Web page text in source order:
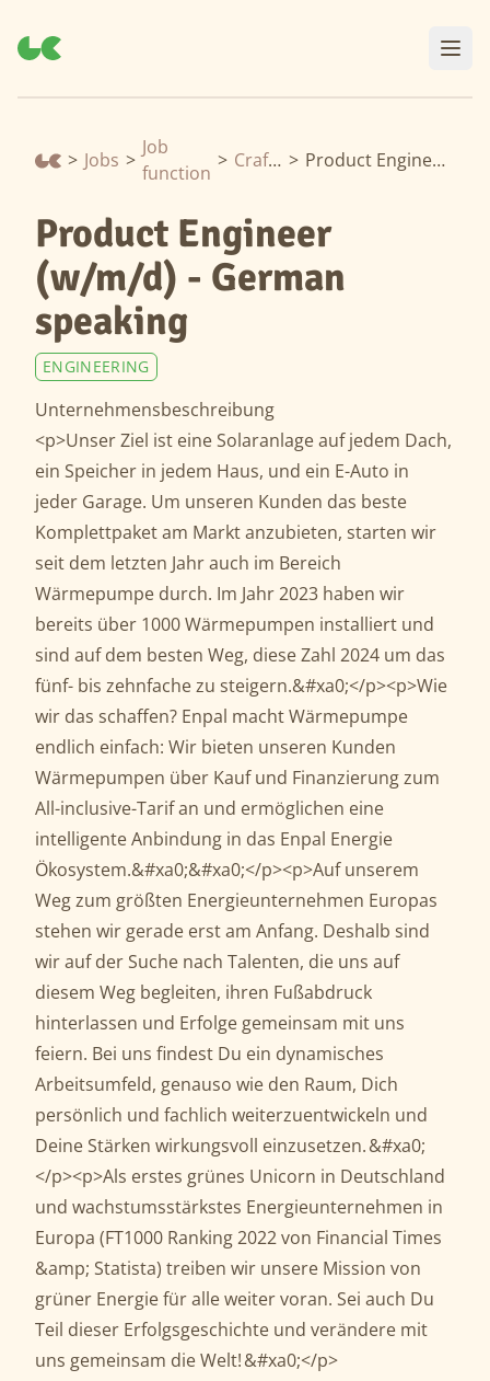
> Jobs >
Job
function
> Craftsmanship > Product Engineer (w/m/d) - German speaking
Product Engineer
(w/m/d) - German
speaking
ENGINEERING
Unternehmensbeschreibung
<p>Unser Ziel ist eine Solaranlage auf jedem Dach,
ein Speicher in jedem Haus, und ein E-Auto in
jeder Garage. Um unseren Kunden das beste
Komplettpaket am Markt anzubieten, starten wir
seit dem letzten Jahr auch im Bereich
Wärmepumpe durch. Im Jahr 2023 haben wir
bereits über 1000 Wärmepumpen installiert und
sind auf dem besten Weg, diese Zahl 2024 um das
fünf- bis zehnfache zu steigern.&#xa0;</p><p>Wie
wir das schaffen? Enpal macht Wärmepumpe
endlich einfach: Wir bieten unseren Kunden
Wärmepumpen über Kauf und Finanzierung zum
All-inclusive-Tarif an und ermöglichen eine
intelligente Anbindung in das Enpal Energie
Ökosystem.&#xa0;&#xa0;</p><p>Auf unserem
Weg zum größten Energieunternehmen Europas
stehen wir gerade erst am Anfang. Deshalb sind
wir auf der Suche nach Talenten, die uns auf
diesem Weg begleiten, ihren Fußabdruck
hinterlassen und Erfolge gemeinsam mit uns
feiern. Bei uns findest Du ein dynamisches
Arbeitsumfeld, genauso wie den Raum, Dich
persönlich und fachlich weiterzuentwickeln und
Deine Stärken wirkungsvoll einzusetzen. &#xa0;
</p><p>Als erstes grünes Unicorn in Deutschland
und wachstumsstärkstes Energieunternehmen in
Europa (FT1000 Ranking 2022 von Financial Times
&amp; Statista) treiben wir unsere Mission von
grüner Energie für alle weiter voran. Sei auch Du
Teil dieser Erfolgsgeschichte und verändere mit
uns gemeinsam die Welt! &#xa0;</p>